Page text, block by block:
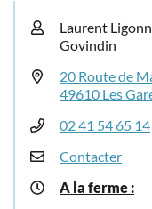
Infos utiles
Laurent
Govindin
20 Route de
49610 Les
02 41 54 65 14
Contacter
A la ferme :